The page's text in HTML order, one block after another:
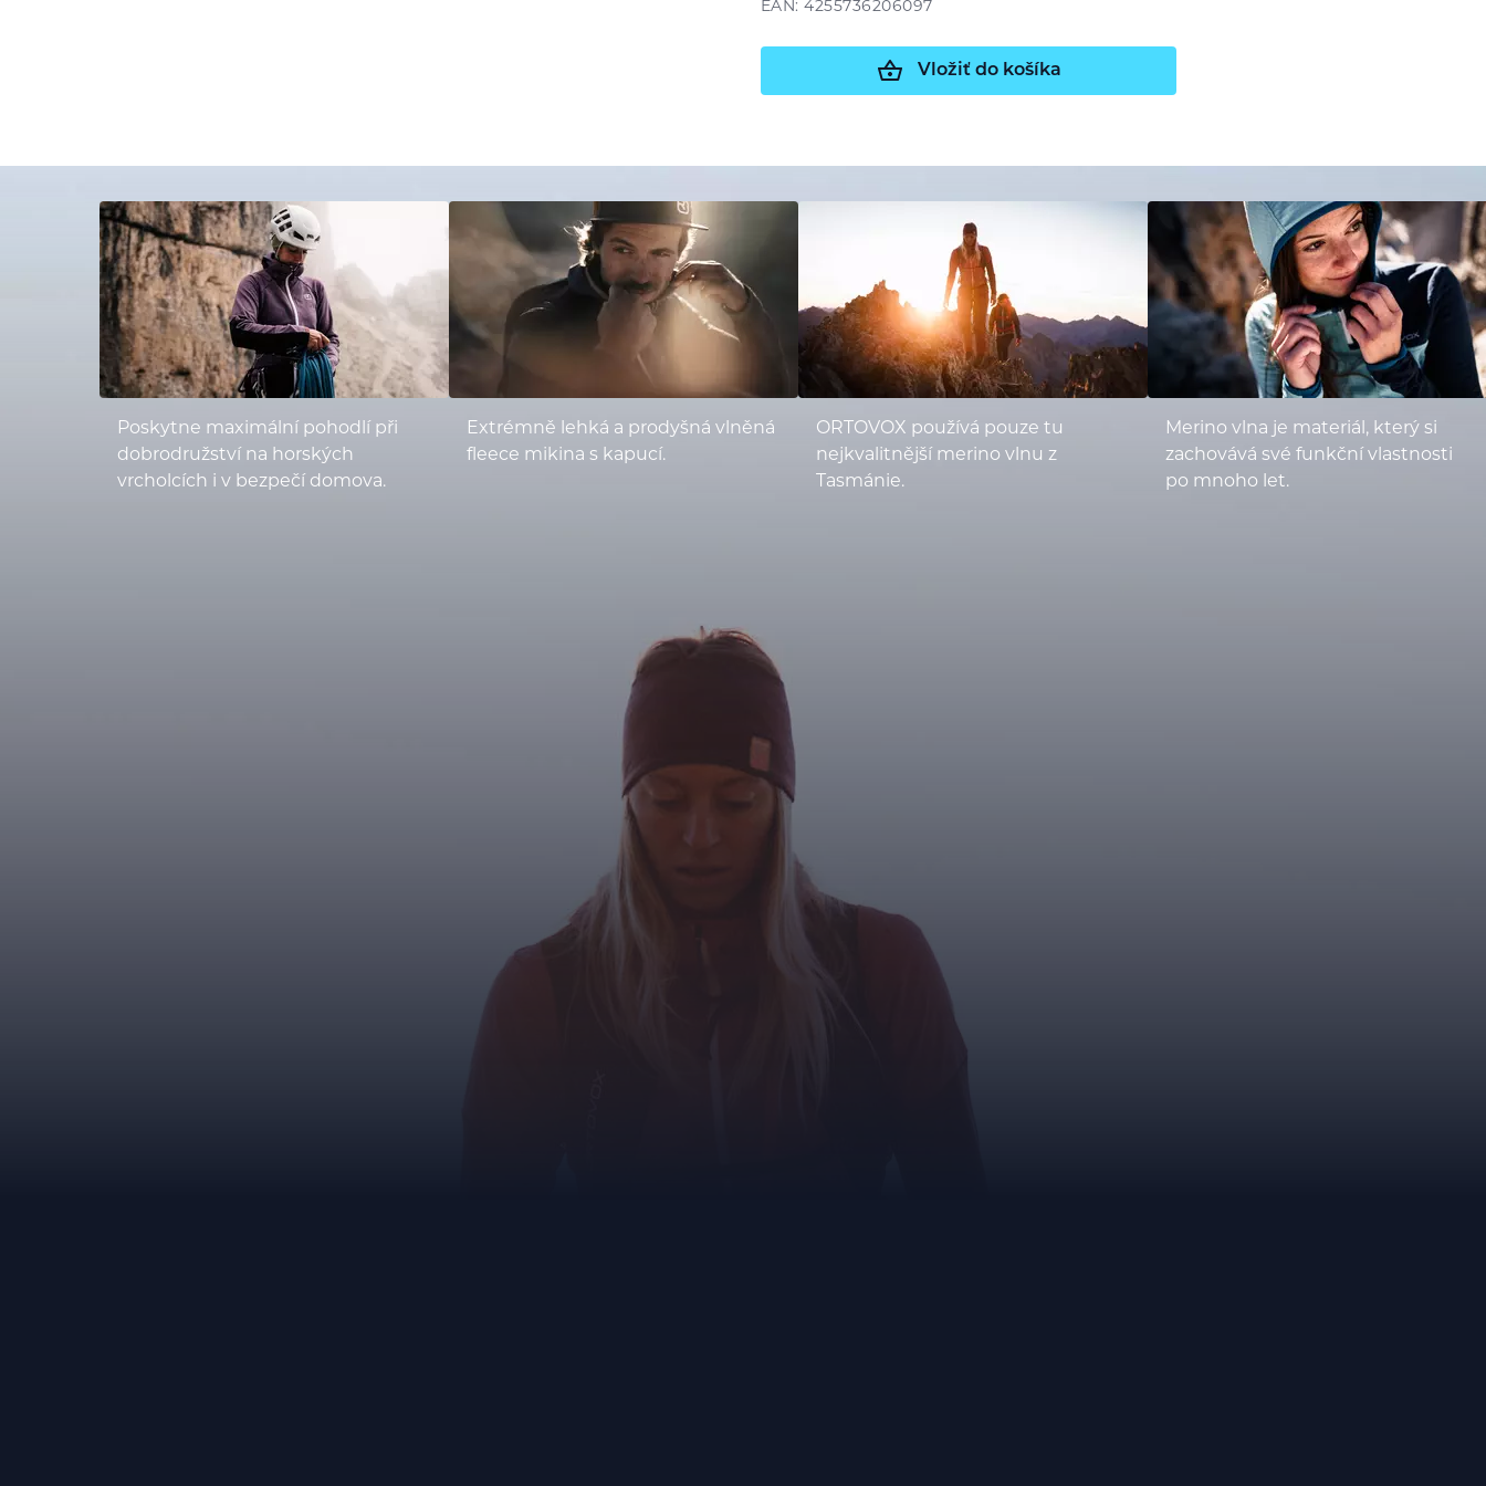
EAN: 4255736206097
Vložiť do košíka
Poskytne maximální pohodlí při
dobrodružství na horských
vrcholcích i v bezpečí domova.
Extrémně lehká a prodyšná vlněná
fleece mikina s kapucí.
ORTOVOX používá pouze tu
nejkvalitnější merino vlnu z
Tasmánie.
Merino vlna je materiál, který si
zachovává své funkční vlastnosti
po mnoho let.